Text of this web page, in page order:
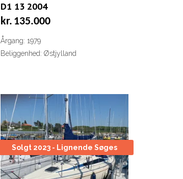
D1 13 2004
kr. 135.000
Årgang: 1979
Beliggenhed: Østjylland
Solgt 2023 - Lignende Søges